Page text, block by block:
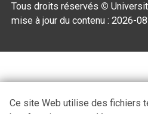
Tous droits réservés ©
mise à jour du contenu :2026-
Ce site Web utilise des fichiers